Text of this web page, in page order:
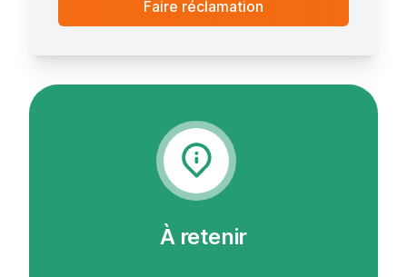
À retenir